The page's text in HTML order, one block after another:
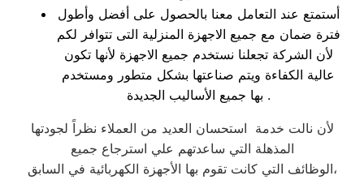
أستمتع عند التعامل معنا بالحصول على أفضل وأطول
فترة ضمان مع جميع الاجهزة المنزلية التى تتوافر لكم
لأن الشركة تجعلنا نستخدم جميع الاجهزة لأنها تكون
عالية الكفاءة ويتم صناعتها بشكل متطور ومستخدم
بها جميع الأساليب الجديدة .
لأن نالت خدمة استحسان العديد من العملاء نظراً لجودتها
المذهلة التي ساعدتهم علي استرجاع جميع
الوظائف التي كانت تقوم بها الأجهزة الكهربائية في السابق،